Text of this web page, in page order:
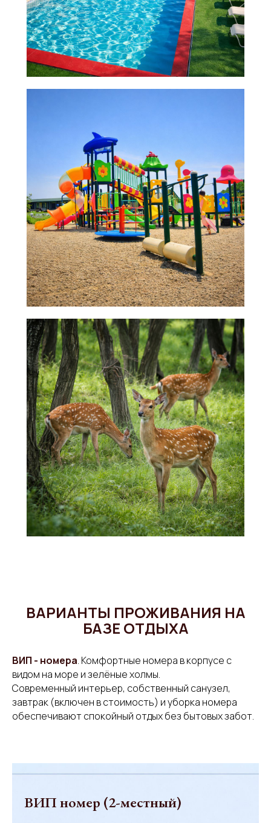
ВАРИАНТЫ ПРОЖИВАНИЯ НА
БАЗЕ ОТДЫХА
ВИП - номера. Комфортные номера в корпусе с
видом на море и зелёные холмы.
Современный интерьер, собственный санузел,
завтрак (включен в стоимость) и уборка номера
обеспечивают спокойный отдых без бытовых забот.
ВИП номер (2-местный)